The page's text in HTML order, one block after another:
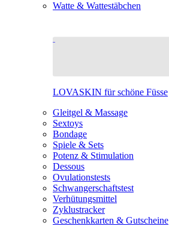
Watte & Wattestäbchen
LOVASKIN für schöne Füsse
Gleitgel & Massage
Sextoys
Bondage
Spiele & Sets
Potenz & Stimulation
Dessous
Ovulationstests
Schwangerschaftstest
Verhütungsmittel
Zyklustracker
Geschenkkarten & Gutscheine